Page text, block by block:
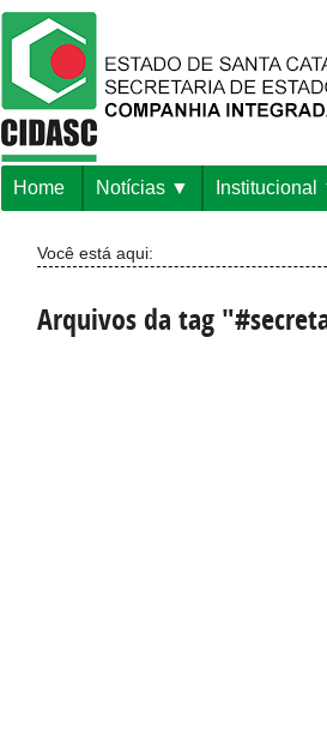
Home Notícias Institucional
Você está aqui:
Arquivos da tag